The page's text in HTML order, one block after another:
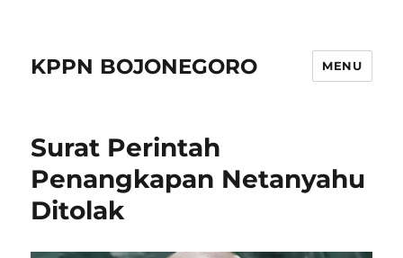
KPPN BOJONEGORO MENU
Surat Perintah
Penangkapan Netanyahu
Ditolak